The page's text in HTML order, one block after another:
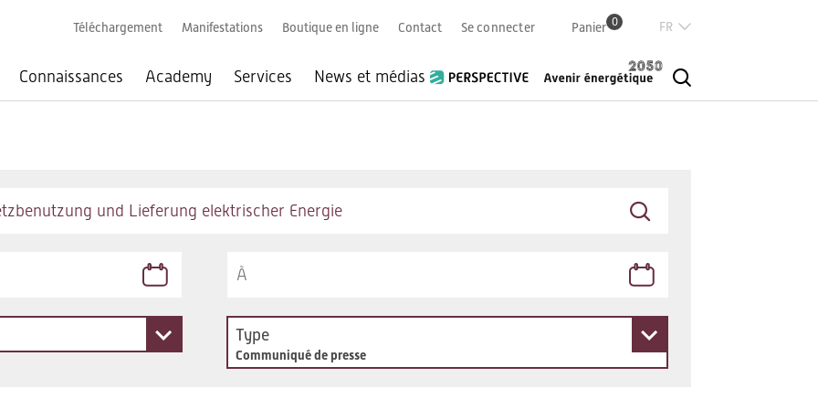
Connaissances Academy Services News et médias
Téléchargement Manifestations Boutique en ligne Contact Se connecter Panier 0
English
Type
Communiqué de presse